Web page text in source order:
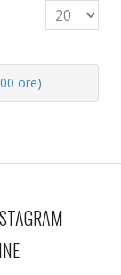
Visualizza
ore)